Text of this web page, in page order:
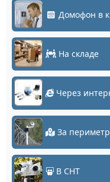
Домофон в
На складе
Через
За
В СНТ